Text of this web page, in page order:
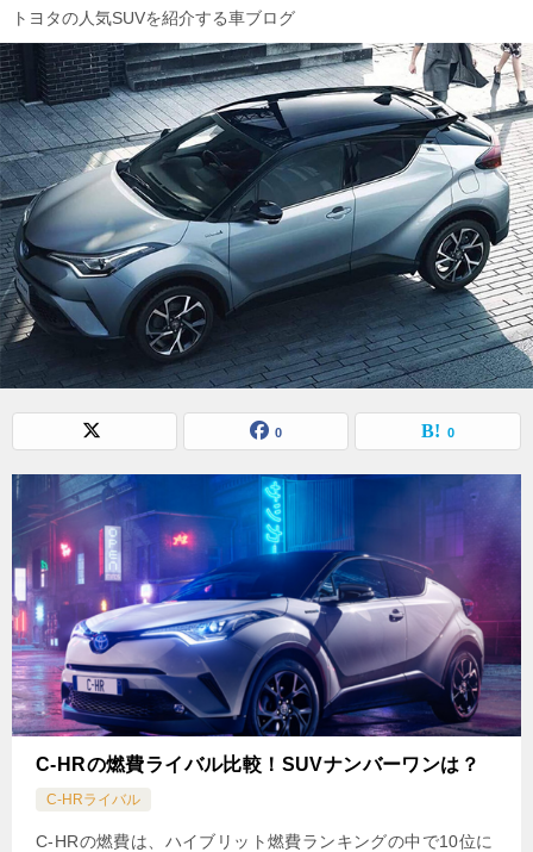
トヨタの人気SUVを紹介する車ブログ
0 0
C-HRの燃費ライバル比較！SUVナンバーワンは？
C-HRライバル
C-HRの燃費は、ハイブリット燃費ランキングの中で10位に